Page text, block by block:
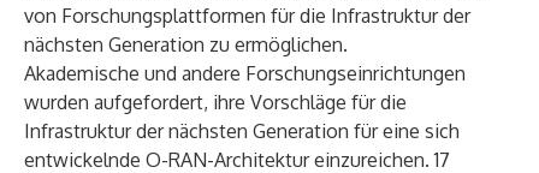
von Forschungsplattformen für die Infrastruktur der
nächsten Generation zu ermöglichen.
Akademische und andere Forschungseinrichtungen
wurden aufgefordert, ihre Vorschläge für die
Infrastruktur der nächsten Generation für eine sich
entwickelnde O-RAN-Architektur einzureichen. 17